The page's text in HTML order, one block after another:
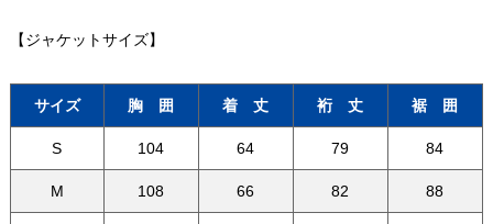
【ジャケットサイズ】
サイズ 胸 囲 着 丈 裄 丈 裾 囲
S 104 64 79 84
M 108 66 82 88